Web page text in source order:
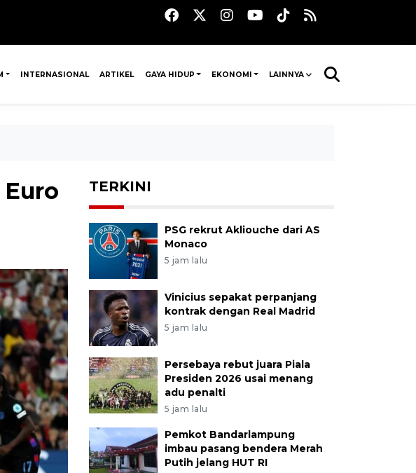
INTERNASIONAL ARTIKEL GAYA HIDUP EKONOMI LAINNYA
TERKINI
PSG rekrut Akliouche dari AS
Monaco
5 jam lalu
Vinicius sepakat perpanjang
kontrak dengan Real Madrid
5 jam lalu
Persebaya rebut juara Piala
Presiden 2026 usai menang
adu penalti
5 jam lalu
Pemkot Bandarlampung
imbau pasang bendera Merah
Putih jelang HUT RI